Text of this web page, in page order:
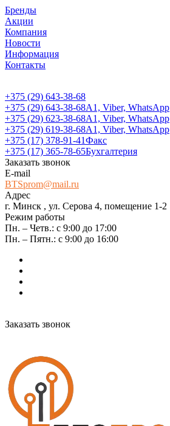
Бренды
Акции
Компания
Новости
Информация
Контакты
+375 (29) 643-38-68
+375 (29) 643-38-68А1, Viber, WhatsApp
+375 (29) 623-38-68А1, Viber, WhatsApp
+375 (29) 619-38-68А1, Viber, WhatsApp
+375 (17) 378-91-41Факс
+375 (17) 365-78-65Бухгалтерия
Заказать звонок
E-mail
BTSprom@mail.ru
Адрес
г. Минск , ул. Серова 4, помещение 1-2
Режим работы
Пн. – Четв.: с 9:00 до 17:00
Пн. – Пятн.: с 9:00 до 16:00
Заказать звонок